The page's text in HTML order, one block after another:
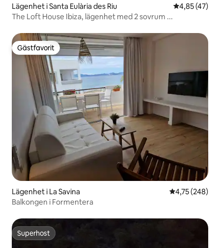
Lägenhet i Santa Eulària des Riu 4,85 av 5 i
4,85 (47)
The Loft House Ibiza, lägenhet med 2 sovrum ...
Gästfavorit
Gästfavorit
Lägenhet i La Savina 4,75 av 5 i
4,75 (248)
Balkongen i Formentera
Superhost
Superhost